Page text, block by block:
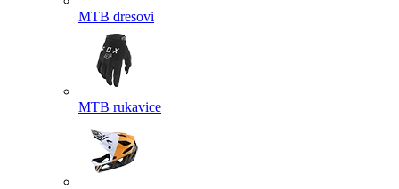
MTB dresovi
MTB rukavice